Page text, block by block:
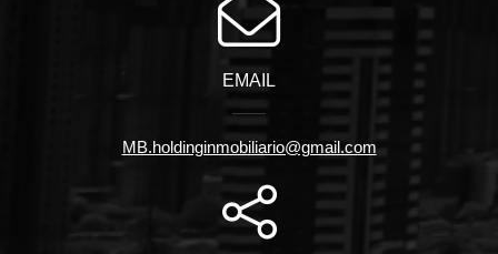
EMAIL
MB.holdinginmobiliario@gmail.com